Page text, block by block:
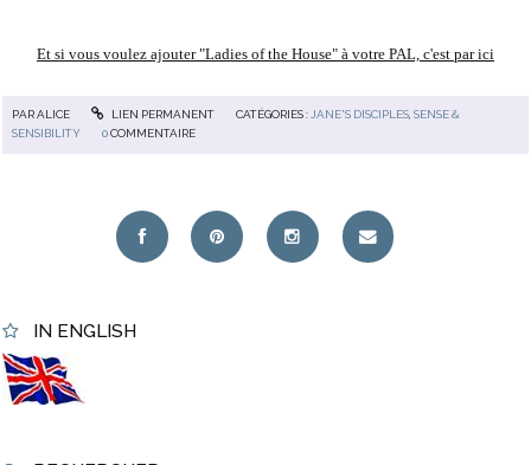
Et si vous voulez ajouter "Ladies of the House" à votre PAL, c'est par ici
PARALICE LIEN PERMANENT CATÉGORIES :JANE'S DISCIPLES,SENSE &
SENSIBILITY
0 COMMENTAIRE
IN ENGLISH